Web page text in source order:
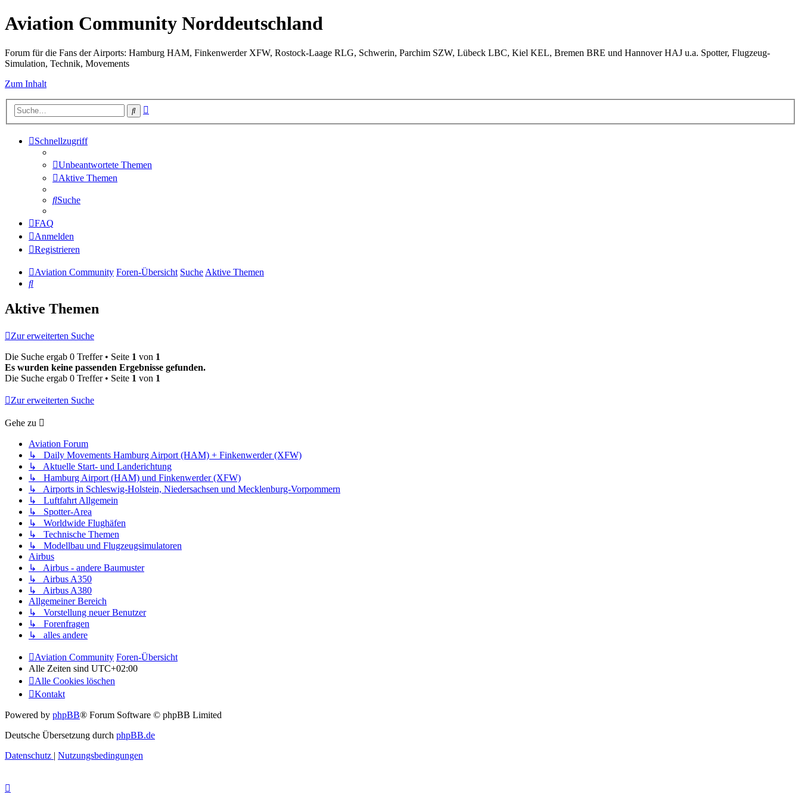
Aviation Community Norddeutschland
Forum für die Fans der Airports: Hamburg HAM, Finkenwerder XFW, Rostock-Laage RLG, Schwerin, Parchim SZW, Lübeck LBC, Kiel KEL, Bremen BRE und Hannover HAJ u.a. Spotter, Flugzeug-
Simulation, Technik, Movements
Zum Inhalt
Suche
Schnellzugriff
Unbeantwortete Themen
Aktive Themen
Suche
FAQ
Anmelden
Registrieren
Aviation Community Foren-Übersicht SucheAktive Themen
Suche
Aktive Themen
Zur erweiterten Suche
Die Suche ergab 0 Treffer • Seite 1 von 1
Es wurden keine passenden Ergebnisse gefunden.
Die Suche ergab 0 Treffer • Seite 1 von 1
Zur erweiterten Suche
Gehe zu
Aviation Forum
↳ Daily Movements Hamburg Airport (HAM) + Finkenwerder (XFW)
↳ Aktuelle Start- und Landerichtung
↳ Hamburg Airport (HAM) und Finkenwerder (XFW)
↳ Airports in Schleswig-Holstein, Niedersachsen und Mecklenburg-Vorpommern
↳ Luftfahrt Allgemein
↳ Spotter-Area
↳ Worldwide Flughäfen
↳ Technische Themen
↳ Modellbau und Flugzeugsimulatoren
Airbus
↳ Airbus - andere Baumuster
↳ Airbus A350
↳ Airbus A380
Allgemeiner Bereich
↳ Vorstellung neuer Benutzer
↳ Forenfragen
↳ alles andere
Aviation Community Foren-Übersicht
Alle Zeiten sind UTC+02:00
Alle Cookies löschen
Kontakt
Powered by phpBB® Forum Software © phpBB Limited
Deutsche Übersetzung durch phpBB.de
Datenschutz | Nutzungsbedingungen